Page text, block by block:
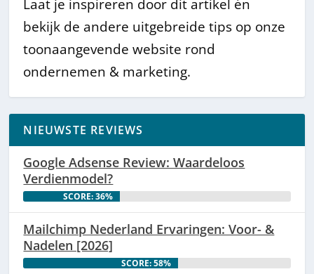
Laat je inspireren door dit artikel én
bekijk de andere uitgebreide tips op onze
toonaangevende website rond
ondernemen & marketing.
NIEUWSTE REVIEWS
Google Adsense Review: Waardeloos
Verdienmodel?
SCORE: 36%
Mailchimp Nederland Ervaringen: Voor- &
Nadelen [2026]
SCORE: 58%